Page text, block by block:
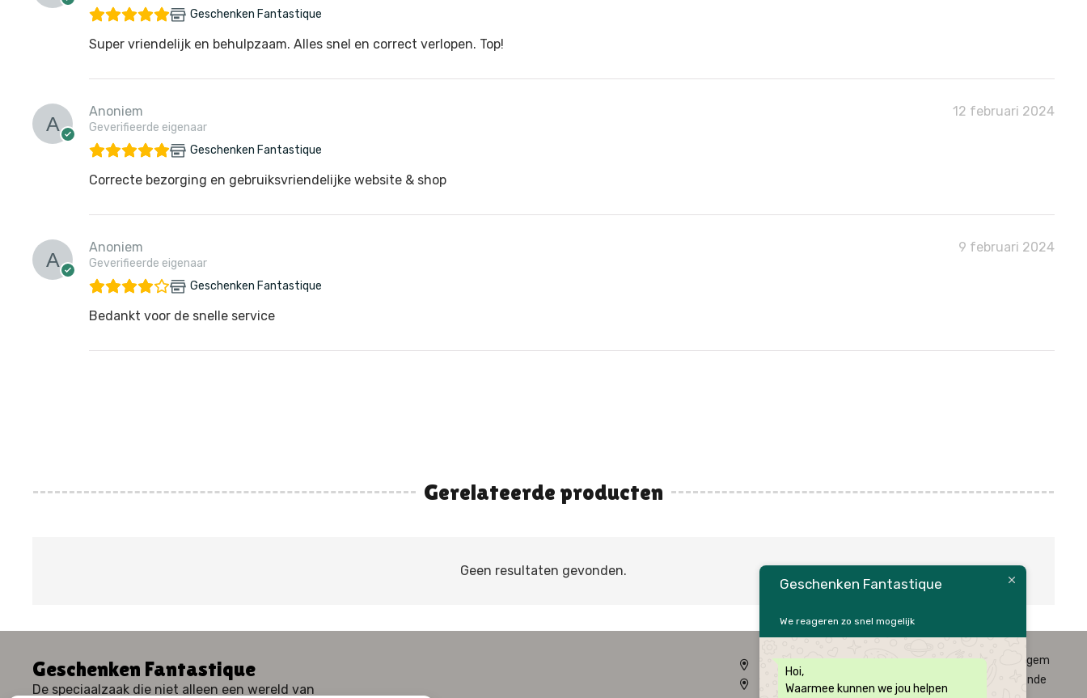
Geschenken Fantastique
Super vriendelijk en behulpzaam. Alles snel en correct verlopen. Top!
Anoniem
Geverifieerde eigenaar
12 februari 2024
Geschenken Fantastique
Correcte bezorging en gebruiksvriendelijke website & shop
Anoniem
Geverifieerde eigenaar
9 februari 2024
Geschenken Fantastique
Bedankt voor de snelle service
Gerelateerde producten
Geen resultaten gevonden.
Geschenken Fantastique
De speciaalzaak die niet alleen een wereld van
Fysieke winkel: Alfred Amelotstraat 23 – 9750 Zingem
Webshop: Zwaluwenlaan 33 bus 301 – 8434 Westende
Geschenken Fantastique
We reageren zo snel mogelijk
Hoi,
Waarmee kunnen we jou helpen